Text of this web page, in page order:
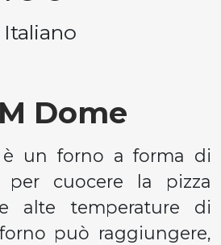
Italiano
Dome
è un forno a forma di
per cuocere la pizza
alte temperature di
può raggiungere,